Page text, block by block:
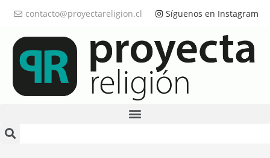
contacto@proyectareligion.cl Síguenos en Instagram